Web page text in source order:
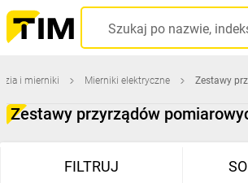
i mierniki Mierniki elektryczne Zestawy
Zestawy przyrządów
FILTRUJ